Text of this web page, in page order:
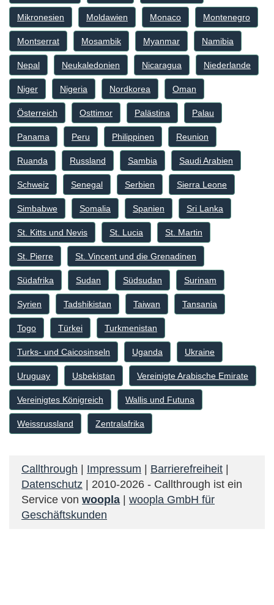
Mikronesien Moldawien Monaco Montenegro
Montserrat Mosambik Myanmar Namibia
Nepal Neukaledonien Nicaragua Niederlande
Niger Nigeria Nordkorea Oman
Österreich Osttimor Palästina Palau
Panama Peru Philippinen Reunion
Ruanda Russland Sambia Saudi Arabien
Schweiz Senegal Serbien Sierra Leone
Simbabwe Somalia Spanien Sri Lanka
St. Kitts und Nevis St. Lucia St. Martin
St. Pierre St. Vincent und die Grenadinen
Südafrika Sudan Südsudan Surinam
Syrien Tadshikistan Taiwan Tansania
Togo Türkei Turkmenistan
Turks- und Caicosinseln Uganda Ukraine
Uruguay Usbekistan Vereinigte Arabische Emirate
Vereinigtes Königreich Wallis und Futuna
Weissrussland Zentralafrika
Callthrough | Impressum | Barrierefreiheit |
Datenschutz | 2010-2026 - Callthrough ist ein
Service von woopla | woopla GmbH für
Geschäftskunden